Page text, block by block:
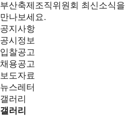
부산축제조직위원회 최신소식을
만나보세요.
공지사항
공시정보
입찰공고
채용공고
보도자료
뉴스레터
갤러리
갤러리